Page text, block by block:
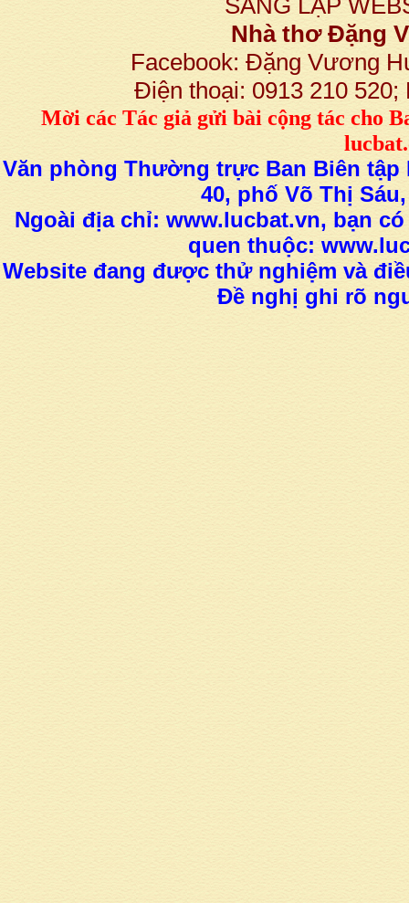
SÁNG LẬP
Nhà thơ Đặng
Facebook: Đặng Vương
Điện thoại: 0913 210
Mời các Tác giả gửi bàicộng tác cho
Văn phòng Thường trực Ban Biên tập
40, phố Võ Thị
Ngoài địa chỉ: www.lucbat.vn, bạn
quen thuộc:
Website đang được thử nghiệm và
Đề nghị ghi rõ